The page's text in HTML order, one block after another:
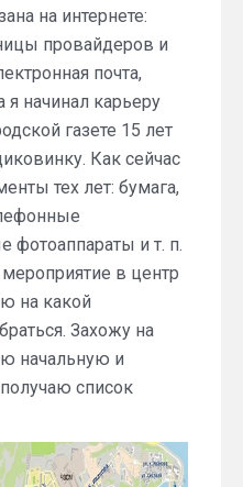
на интернете:
провайдеров и
почта,
я начинал карьеру
газете 15 лет
Как сейчас
тех лет: бумага,
фотоаппараты и т. п.
в центр
на какой
Захожу на
начальную и
список